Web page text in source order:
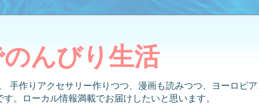
んびり生活
手作りアクセサリー作りつつ、漫画も読みつつ、ヨーロピ
。ローカル情報満載でお届けしたいと思います。